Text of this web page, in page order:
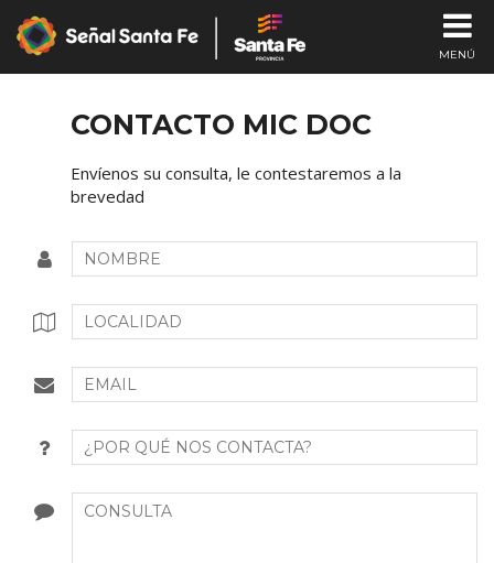
MENÚ
CONTACTO MIC DOC
Envíenos su consulta, le contestaremos a la
brevedad